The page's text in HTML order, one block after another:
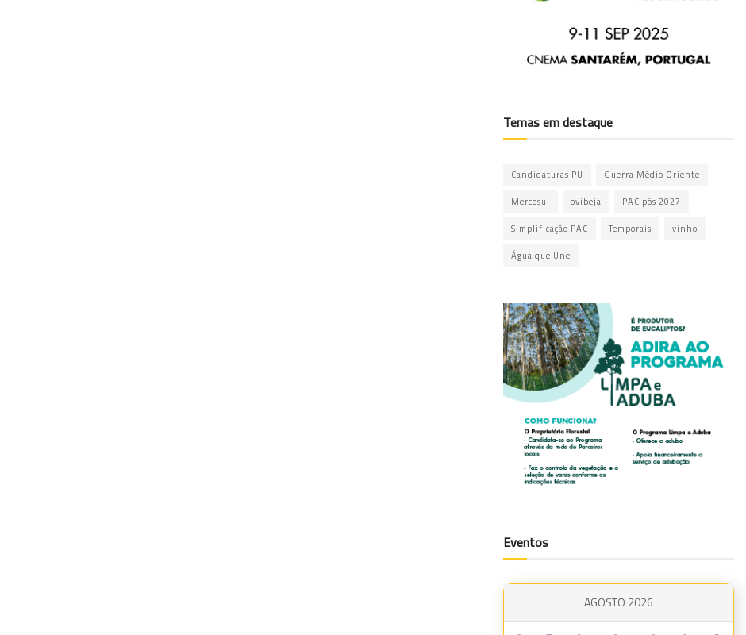
Temas em destaque
Candidaturas PU Guerra Médio Oriente
Mercosul ovibeja PAC pós 2027
Simplificação PAC Temporais vinho
Água que Une
Eventos
AGOSTO 2026